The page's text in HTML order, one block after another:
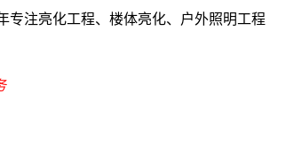
专注亮化工程、楼体亮化、户外照明工程